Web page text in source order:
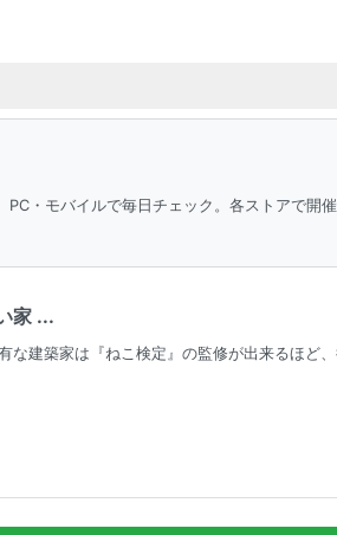
・モバイルで毎日チェック。各ストアで開
家 ...
な建築家は『ねこ検定』の監修が出来るほど